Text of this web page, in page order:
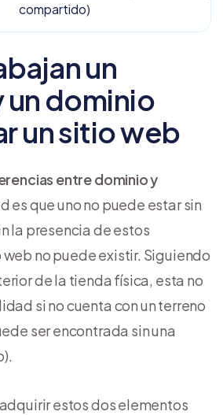
compartido)
un
un dominio
un sitio web
entre dominio y
es que uno no puede estar sin
la presencia de estos
no puede existir. Siguiendo
de la tienda física, esta no
si no cuenta con un terreno
ser encontrada sin una
estos dos elementos